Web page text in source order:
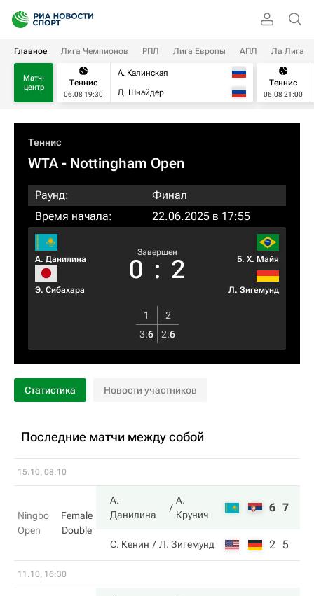
Главное Лига Чемпионов РПЛ Лига Европы АПЛ Ла Лига
Матч-
центр
Теннис
06.08 19:30
А. Калинская
Д. Шнайдер
Теннис
06.08 21:00
Теннис
WTA- Nottingham Open
Раунд:
Финал
Время начала:
22.06.2025 в 17:55
А. Данилина
Э. Сибахара
Завершен
0 : 2 Б. Х. Майя
Л. Зигемунд
1
2
3:6 2:6
Статистика Новости участников
Последние матчи между собой
15.10, 08:10
Ningbo
Open
Female
Double
А.
Данилина
А.
Крунич
6 7
С. Кенин Л. Зигемунд 2 5
11.10, 16:30